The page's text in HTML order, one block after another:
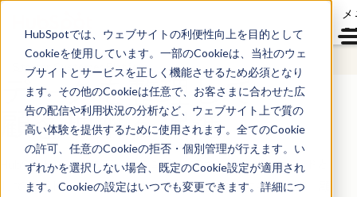
HubSpotでは、ウェブサイトの利便性向上を目的として
Cookieを使用しています。一部のCookieは、当社のウェ
ブサイトとサービスを正しく機能させるため必須となり
ます。その他のCookieは任意で、お客さまに合わせた広
告の配信や利用状況の分析など、ウェブサイト上で質の
高い体験を提供するために使用されます。全てのCookie
の許可、任意のCookieの拒否・個別管理が行えます。い
ずれかを選択しない場合、既定のCookie設定が適用され
ます。Cookieの設定はいつでも変更できます。詳細につ
Starter Customer Platform
データを整理して
顧客理解を促進
HubSpotのCRMにデータを転送してコンタクトレコードと
して整理し、データ管理プロセスを自動化することで、顧